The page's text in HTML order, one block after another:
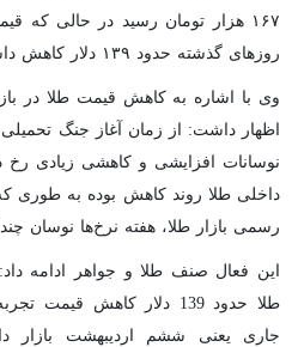
۱۶۷ هزار تومان رسید در حالی که
روزهای گذشته حدود ۱۳۹ دلار کاهش داشت.
وی با اشاره به کاهش قیمت طلا در
اظهار داشت: از زمان آغاز جنگ تحمیلی
نوسانات افزایشی و کاهشی زیادی رخ
داخلی طلا روند کاهش بوده به طوری
رسمی بازار طلا، هفته نرخ‌ها نوسان
این فعال صنف طلا و جواهر ادامه
طلا حدود 139 دلار کاهش
جاری یعنی ششم اردیبهشت بازار